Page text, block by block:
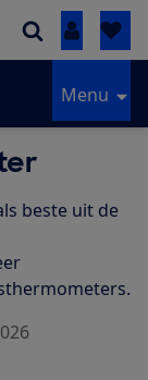
Inloggen
Menu
beste uit de